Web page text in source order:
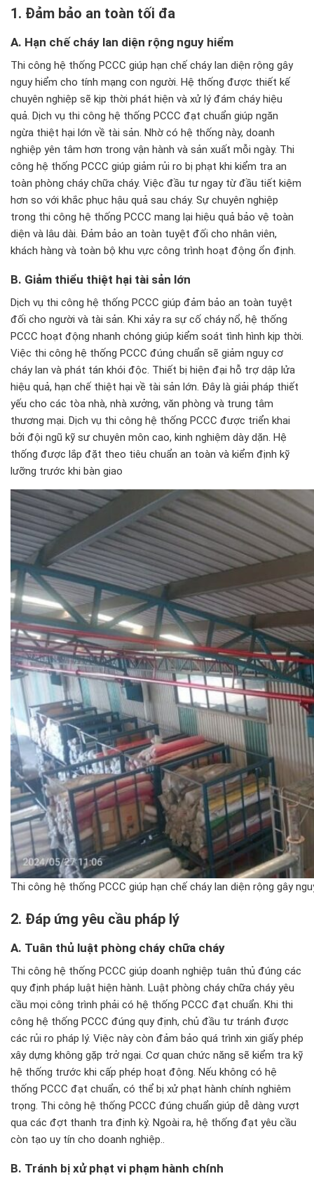
1. Đảm bảo an toàn tối đa
A. Hạn chế cháy lan diện rộng nguy hiểm
Thi công hệ thống PCCC giúp hạn chế cháy lan diện rộng gây
nguy hiểm cho tính mạng con người. Hệ thống được thiết kế
chuyên nghiệp sẽ kịp thời phát hiện và xử lý đám cháy hiệu
quả. Dịch vụ thi công hệ thống PCCC đạt chuẩn giúp ngăn
ngừa thiệt hại lớn về tài sản. Nhờ có hệ thống này, doanh
nghiệp yên tâm hơn trong vận hành và sản xuất mỗi ngày. Thi
công hệ thống PCCC giúp giảm rủi ro bị phạt khi kiểm tra an
toàn phòng cháy chữa cháy. Việc đầu tư ngay từ đầu tiết kiệm
hơn so với khắc phục hậu quả sau cháy. Sự chuyên nghiệp
trong thi công hệ thống PCCC mang lại hiệu quả bảo vệ toàn
diện và lâu dài. Đảm bảo an toàn tuyệt đối cho nhân viên,
khách hàng và toàn bộ khu vực công trình hoạt động ổn định.
B. Giảm thiểu thiệt hại tài sản lớn
Dịch vụ thi công hệ thống PCCC giúp đảm bảo an toàn tuyệt
đối cho người và tài sản. Khi xảy ra sự cố cháy nổ, hệ thống
PCCC hoạt động nhanh chóng giúp kiểm soát tình hình kịp thời.
Việc thi công hệ thống PCCC đúng chuẩn sẽ giảm nguy cơ
cháy lan và phát tán khói độc. Thiết bị hiện đại hỗ trợ dập lửa
hiệu quả, hạn chế thiệt hại về tài sản lớn. Đây là giải pháp thiết
yếu cho các tòa nhà, nhà xưởng, văn phòng và trung tâm
thương mại. Dịch vụ thi công hệ thống PCCC được triển khai
bởi đội ngũ kỹ sư chuyên môn cao, kinh nghiệm dày dặn. Hệ
thống được lắp đặt theo tiêu chuẩn an toàn và kiểm định kỹ
lưỡng trước khi bàn giao
Thi công hệ thống PCCC giúp hạn chế cháy lan diện rộng gây
2. Đáp ứng yêu cầu pháp lý
A. Tuân thủ luật phòng cháy chữa cháy
Thi công hệ thống PCCC giúp doanh nghiệp tuân thủ đúng các
quy định pháp luật hiện hành. Luật phòng cháy chữa cháy yêu
cầu mọi công trình phải có hệ thống PCCC đạt chuẩn. Khi thi
công hệ thống PCCC đúng quy định, chủ đầu tư tránh được
các rủi ro pháp lý. Việc này còn đảm bảo quá trình xin giấy phép
xây dựng không gặp trở ngại. Cơ quan chức năng sẽ kiểm tra kỹ
hệ thống trước khi cấp phép hoạt động. Nếu không có hệ
thống PCCC đạt chuẩn, có thể bị xử phạt hành chính nghiêm
trọng. Thi công hệ thống PCCC đúng chuẩn giúp dễ dàng vượt
qua các đợt thanh tra định kỳ. Ngoài ra, hệ thống đạt yêu cầu
còn tạo uy tín cho doanh nghiệp..
B. Tránh bị xử phạt vi phạm hành chính